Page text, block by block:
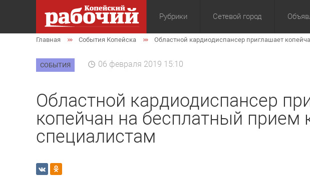
Рубрики
Общество Экономика Культура
Сетевой город
Главная События Копейска Областной кардиодиспансер приглашает
СОБЫТИЯ 06 февраля 2019 15:10
Областной кардиодиспансер
копейчан на бесплатный прием
специалистам